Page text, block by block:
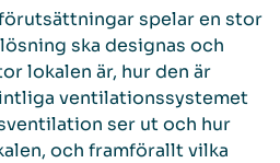
spelar en stor
ska designas och
lokalen är, hur den är
ventilationssystemet
ser ut och hur
och framförallt vilka